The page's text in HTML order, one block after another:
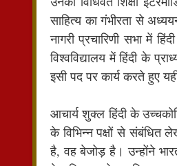
साहित्य का गंभीरता से
नागरी प्रचारिणी सभा में
विश्वविद्यालय में हिंदी के
इसी पद पर कार्य करते हुए
आचार्य शुक्ल हिंदी के
के विभिन्न पक्षों से संबंधित
है, वह बेजोड़ है। उन्होंने